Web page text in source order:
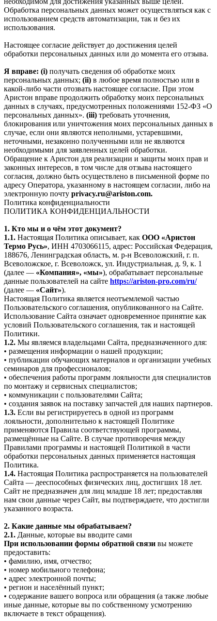
Обработка персональных данных может осуществляться как с
использованием средств автоматизации, так и без их
использования.
Настоящее согласие действует до достижения целей
обработки персональных данных или до момента его отзыва.
Я вправе: (i) получать сведения об обработке моих
персональных данных; (ii) в любое время полностью или в
какой-либо части отозвать настоящее согласие. При этом
Аристон вправе продолжить обработку моих персональных
данных в случаях, предусмотренных положениями 152-ФЗ «О
персональных данных». (iii) требовать уточнения,
блокирования или уничтожения моих персональных данных в
случае, если они являются неполными, устаревшими,
неточными, незаконно полученными или не являются
необходимыми для заявленных целей обработки.
Обращение к Аристон для реализации и защиты моих прав и
законных интересов, в том числе для отзыва настоящего
согласия, должно быть осуществлено в письменной форме по
адресу Оператора, указанному в настоящем согласии, либо на
электронную почту privacy.ru@ariston.com.
Политика конфиденциальности
ПОЛИТИКА КОНФИДЕНЦИАЛЬНОСТИ
1. Кто мы и о чём этот документ?
1.1. Настоящая Политика описывает, как ООО «Аристон
Термо Русь», ИНН 4703066115, адрес: Российская Федерация,
188676, Ленинградская область, м. р-н Всеволожский, г. п.
Всеволожское, г. Всеволожск, ул. Индустриальная, д. 9, к. 1
(далее — «Компания», «мы»), обрабатывает персональные
данные пользователей на сайте https://ariston-pro.com/ru/
(далее — «Сайт»).
Настоящая Политика является неотъемлемой частью
Пользовательского соглашения, опубликованного на Сайте.
Использование Сайта означает одновременное принятие как
условий Пользовательского соглашения, так и настоящей
Политики.
1.2. Мы являемся владельцами Сайта, предназначенного для:
• размещения информации о нашей продукции;
• публикации обучающих материалов и организации учебных
семинаров для профессионалов;
• обеспечения работы программ лояльности для специалистов
по монтажу и сервисных специалистов;
• коммуникации с пользователями Сайта;
• создания заявок на поставку запчастей для наших партнеров.
1.3. Если вы регистрируетесь в одной из программ
лояльности, дополнительно к настоящей Политике
применяются Правила соответствующей программы,
размещённые на Сайте. В случае противоречия между
Правилами программы и настоящей Политикой в части
обработки персональных данных применяется настоящая
Политика.
1.4. Настоящая Политика распространяется на пользователей
Сайта — дееспособных физических лиц, достигших 18 лет.
Сайт не предназначен для лиц младше 18 лет; предоставляя
нам свои данные через Сайт, вы подтверждаете, что достигли
указанного возраста.
2. Какие данные мы обрабатываем?
2.1. Данные, которые вы вводите сами
При использовании формы обратной связи вы можете
предоставить:
• фамилию, имя, отчество;
• номер мобильного телефона;
• адрес электронной почты;
• регион и населённый пункт;
• содержание вашего вопроса или обращения (а также любые
иные данные, которые вы по собственному усмотрению
включаете в текст обращения).